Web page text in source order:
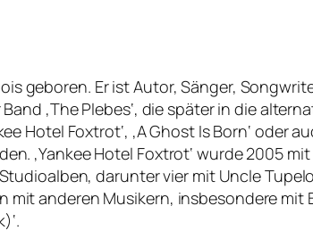
geboren. Er ist Autor, Sänger,
‚The Plebes‘, die später in die
Hotel Foxtrot‘, ‚A Ghost Is Born‘ oder
‚Yankee Hotel Foxtrot‘ wurde 2005
darunter vier mit Uncle
anderen Musikern, insbesondere mit